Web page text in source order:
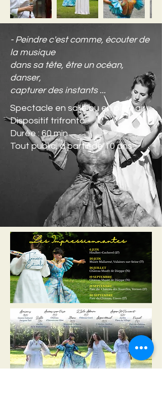
- Peindre c'est comme, écouter de
la musique
dans sa tête, être un océan,
danser,
capturer des instants ...
Spectacle en salle ou en plein air
Dispositif trifrontal
Durée : 60 min
Tout public, à partir de 10 ans